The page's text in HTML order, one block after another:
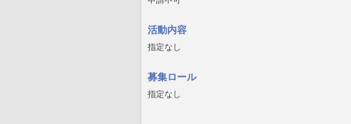
活動内容
指定なし
募集ロール
指定なし